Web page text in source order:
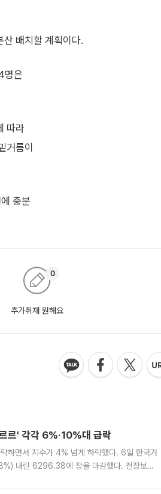
배치할 계획이다.
명은
따라
거름이
충분
추가취재 원해요
0
르' 각각 6%·10%대 급락
하면서 지수가 4% 넘게 하락했다. 6일 한국거
내린 6296.38에 장을 마감했다. 전장보다